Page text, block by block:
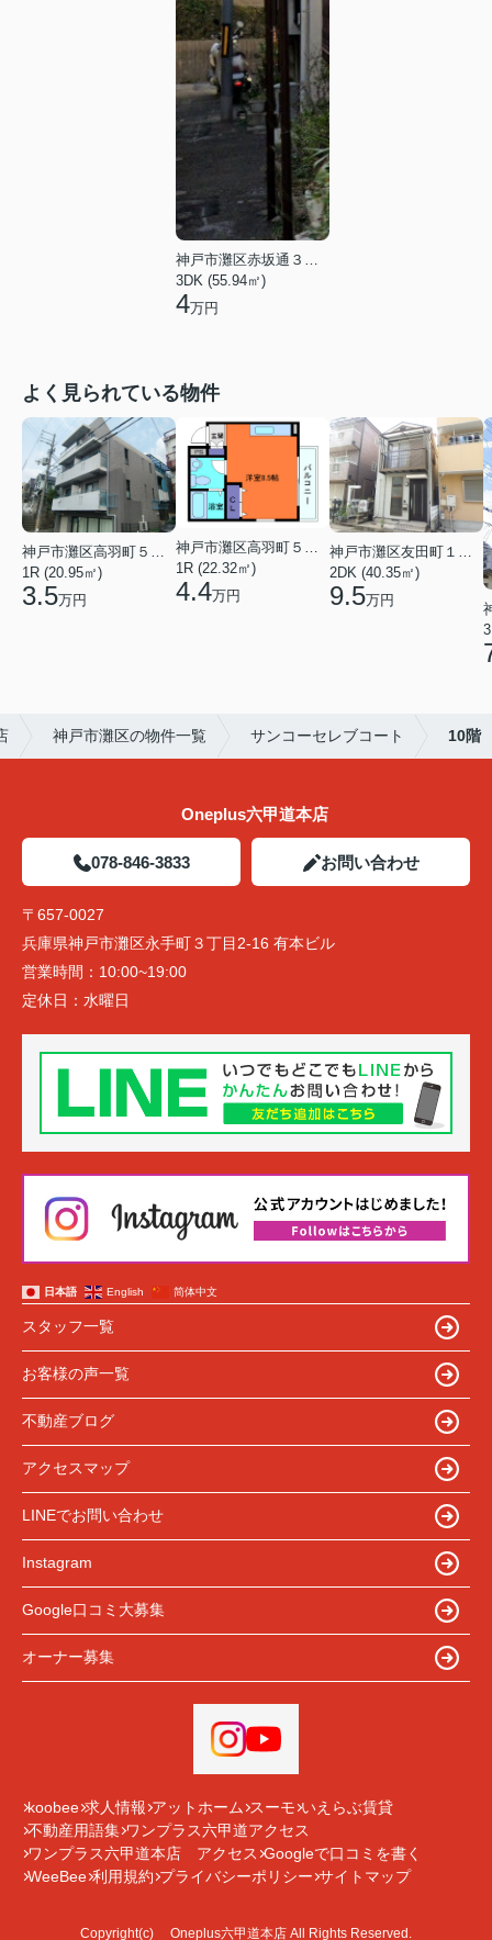
3DK (55.94㎡)
4万円
よく見られている物件
1R (20.95㎡)
3.5万円
1R (22.32㎡)
4.4万円
2DK (40.35㎡)
9.5万円
神戸市灘区の物件一覧 サンコーセレブコート 10階
Oneplus六甲道本店
078-846-3833 お問い合わせ
〒657-0027
兵庫県神戸市灘区永手町３丁目2-16 有本ビル
営業時間： 10:00~19:00
定休日： 水曜日
日本語 English 简体中文
スタッフ一覧
お客様の声一覧
不動産ブログ
アクセスマップ
LINEでお問い合わせ
Instagram
Google口コミ大募集
オーナー募集
koobee 求人情報 アットホーム スーモ いえらぶ賃貸
不動産用語集 ワンプラス六甲道アクセス
ワンプラス六甲道本店 アクセス Googleで口コミを書く
WeeBee 利用規約 プライバシーポリシー サイトマップ
Copyright(c) Oneplus六甲道本店 All Rights Reserved.